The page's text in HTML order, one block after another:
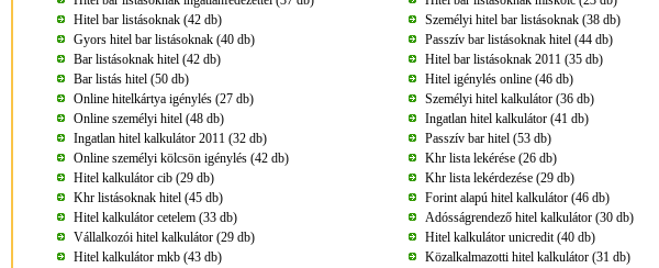
Hitel bar listásoknak (42 db)
Személyi hitel bar listásoknak (38 db)
Gyors hitel bar listásoknak (40 db)
Passzív bar listásoknak hitel (44 db)
Bar listásoknak hitel (42 db)
Hitel bar listásoknak 2011 (35 db)
Bar listás hitel (50 db)
Hitel igénylés online (46 db)
Online hitelkártya igénylés (27 db)
Személyi hitel kalkulátor (36 db)
Online személyi hitel (48 db)
Ingatlan hitel kalkulátor (41 db)
Ingatlan hitel kalkulátor 2011 (32 db)
Passzív bar hitel (53 db)
Online személyi kölcsön igénylés (42 db)
Khr lista lekérése (26 db)
Hitel kalkulátor cib (29 db)
Khr lista lekérdezése (29 db)
Khr listásoknak hitel (45 db)
Forint alapú hitel kalkulátor (46 db)
Hitel kalkulátor cetelem (33 db)
Adósságrendező hitel kalkulátor (30 db)
Vállalkozói hitel kalkulátor (29 db)
Hitel kalkulátor unicredit (40 db)
Hitel kalkulátor mkb (43 db)
Közalkalmazotti hitel kalkulátor (31 db)